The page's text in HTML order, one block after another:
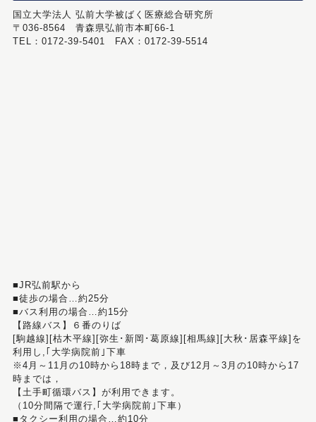
国立大学法人 弘前大学被ばく医療総合研究所
〒036-8564 青森県弘前市本町66-1
TEL：0172-39-5401 FAX：0172-39-5514
■JR弘前駅から
■徒歩の場合…約25分
■バス利用の場合…約15分
【路線バス】６番のりば
[駒越線][枯木平線][弥生･新岡･葛原線][相馬線][大秋･居森平線]を
利用し,｢大学病院前｣下車
※4月～11月の10時から18時まで，及び12月～3月の10時から17
時までは，
【土手町循環バス】が利用できます。
（10分間隔で運行,｢大学病院前｣下車）
■タクシー利用の場合…約10分